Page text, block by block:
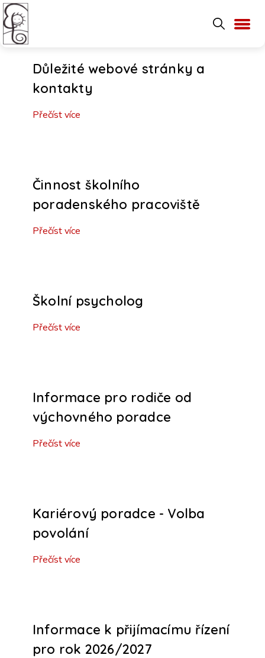
Důležité webové stránky a
kontakty
Přečíst více
Činnost školního
poradenského pracoviště
Přečíst více
Školní psycholog
Přečíst více
Informace pro rodiče od
výchovného poradce
Přečíst více
Kariérový poradce - Volba
povolání
Přečíst více
Informace k přijímacímu řízení
pro rok 2026/2027